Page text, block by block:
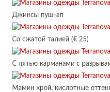
Джинсы пуш-ап
Со сжатой талией (€ 25)
С пятью карманами с
Мамин крой, кислотные